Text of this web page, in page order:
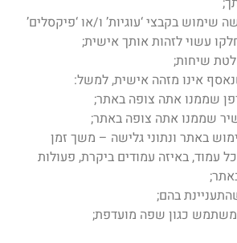
שימוש בקבצי ‘עוגיות’ ו/או ‘פיקסלים’
עשוי לזהות אותך אישית;
שיחות;
אינו מזהה אישית, למשל:
שממנו אתה צופה באתר;
שממנו אתה צופה באתר;
באתר ונתוני גלישה – משך זמן
עמוד, באיזה עמודים ביקרת, פעולות
בהם;
כגון שפה מועדפת;